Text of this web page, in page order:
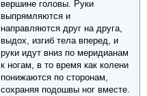
вершине головы. Руки
выпрямляются и
направляются друг на друга,
выдох, изгиб тела вперед, и
руки идут вниз по меридианам
к ногам, в то время как колени
понижаются по сторонам,
сохраняя подошвы ног вместе.